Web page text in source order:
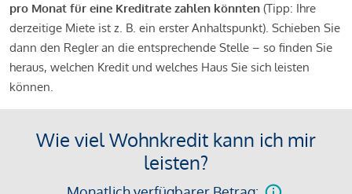
pro Monat für eine Kreditrate zahlen könnten (Tipp: Ihre
derzeitige Miete ist z. B. ein erster Anhaltspunkt). Schieben Sie
dann den Regler an die entsprechende Stelle – so finden Sie
heraus, welchen Kredit und welches Haus Sie sich leisten
können.
Wie viel Wohnkredit kann ich mir
leisten?